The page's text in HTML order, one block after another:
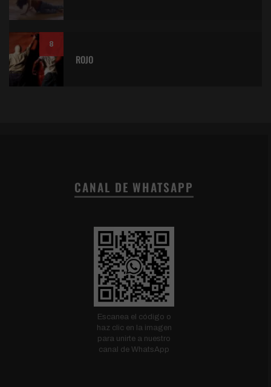
8
ROJO
CANAL DE WHATSAPP
Escanea el código o
haz clic en la imagen
para unirte a nuestro
canal de WhatsApp